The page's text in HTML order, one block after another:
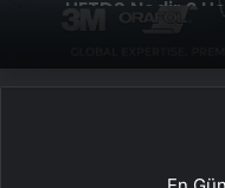
UETDS Nedir ?
Taşımacılık